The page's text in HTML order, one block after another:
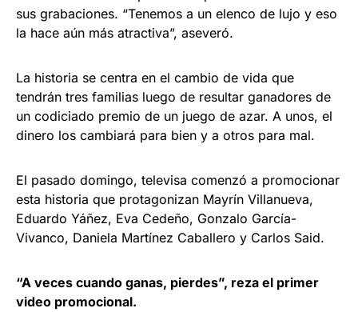
sus grabaciones. “Tenemos a un elenco de lujo y eso
la hace aún más atractiva”, aseveró.
La historia se centra en el cambio de vida que
tendrán tres familias luego de resultar ganadores de
un codiciado premio de un juego de azar. A unos, el
dinero los cambiará para bien y a otros para mal.
El pasado domingo, televisa comenzó a promocionar
esta historia que protagonizan Mayrín Villanueva,
Eduardo Yáñez, Eva Cedeño, Gonzalo García-
Vivanco, Daniela Martínez Caballero y Carlos Said.
“A veces cuando ganas, pierdes”, reza el primer
video promocional.